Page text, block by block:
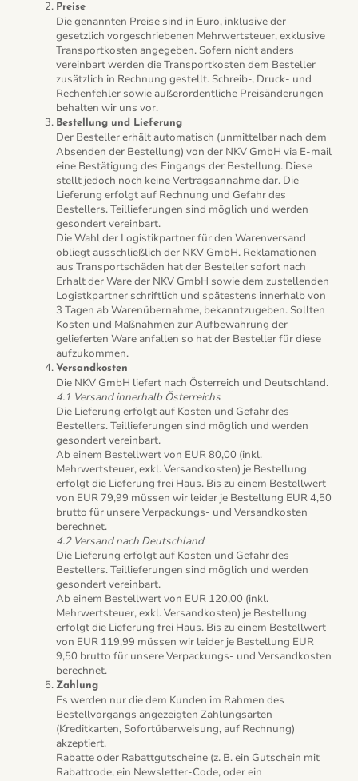
Preise
Die genannten Preise sind in Euro, inklusive der
gesetzlich vorgeschriebenen Mehrwertsteuer, exklusive
Transportkosten angegeben. Sofern nicht anders
vereinbart werden die Transportkosten dem Besteller
zusätzlich in Rechnung gestellt. Schreib-, Druck- und
Rechenfehler sowie außerordentliche Preisänderungen
behalten wir uns vor.
Bestellung und Lieferung
Der Besteller erhält automatisch (unmittelbar nach dem
Absenden der Bestellung) von der NKV GmbH via E-mail
eine Bestätigung des Eingangs der Bestellung. Diese
stellt jedoch noch keine Vertragsannahme dar. Die
Lieferung erfolgt auf Rechnung und Gefahr des
Bestellers. Teillieferungen sind möglich und werden
gesondert vereinbart.
Die Wahl der Logistikpartner für den Warenversand
obliegt ausschließlich der NKV GmbH. Reklamationen
aus Transportschäden hat der Besteller sofort nach
Erhalt der Ware der NKV GmbH sowie dem zustellenden
Logistkpartner schriftlich und spätestens innerhalb von
3 Tagen ab Warenübernahme, bekanntzugeben. Sollten
Kosten und Maßnahmen zur Aufbewahrung der
gelieferten Ware anfallen so hat der Besteller für diese
aufzukommen.
Versandkosten
Die NKV GmbH liefert nach Österreich und Deutschland.
4.1 Versand innerhalb Österreichs
Die Lieferung erfolgt auf Kosten und Gefahr des
Bestellers. Teillieferungen sind möglich und werden
gesondert vereinbart.
Ab einem Bestellwert von EUR 80,00 (inkl.
Mehrwertsteuer, exkl. Versandkosten) je Bestellung
erfolgt die Lieferung frei Haus. Bis zu einem Bestellwert
von EUR 79,99 müssen wir leider je Bestellung EUR 4,50
brutto für unsere Verpackungs- und Versandkosten
berechnet.
4.2 Versand nach Deutschland
Die Lieferung erfolgt auf Kosten und Gefahr des
Bestellers. Teillieferungen sind möglich und werden
gesondert vereinbart.
Ab einem Bestellwert von EUR 120,00 (inkl.
Mehrwertsteuer, exkl. Versandkosten) je Bestellung
erfolgt die Lieferung frei Haus. Bis zu einem Bestellwert
von EUR 119,99 müssen wir leider je Bestellung EUR
9,50 brutto für unsere Verpackungs- und Versandkosten
berechnet.
Zahlung
Es werden nur die dem Kunden im Rahmen des
Bestellvorgangs angezeigten Zahlungsarten
(Kreditkarten, Sofortüberweisung, auf Rechnung)
akzeptiert.
Rabatte oder Rabattgutscheine (z. B. ein Gutschein mit
Rabattcode, ein Newsletter-Code, oder ein